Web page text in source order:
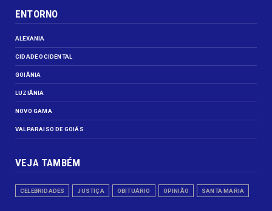
ENTORNO
ALEXANIA
CIDADE OCIDENTAL
GOIÂNIA
LUZIÂNIA
NOVO GAMA
VALPARAISO DE GOIÁS
VEJA TAMBÉM
CELEBRIDADES JUSTIÇA OBITUÁRIO OPINIÃO SANTA MARIA